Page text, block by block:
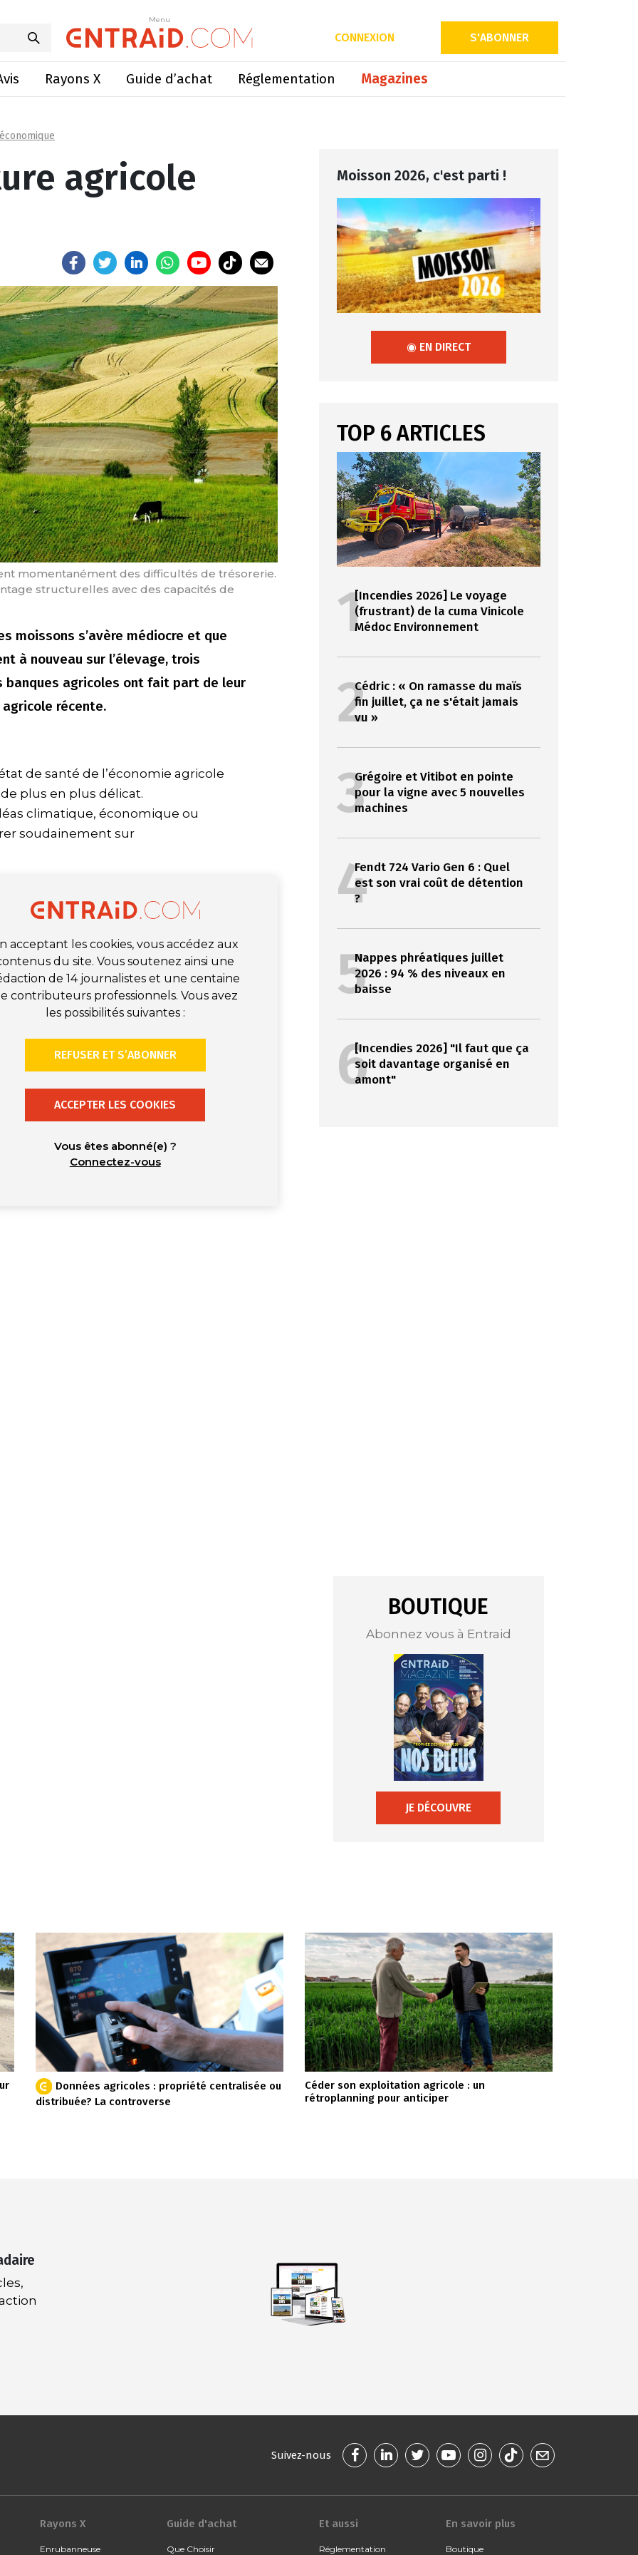
Menu
CONNEXION S'ABONNER
Rayons X Guide d’achat Réglementation Magazines
Menu
agricole
momentanément des difficultés de trésorerie.
structurelles avec des capacités de
moissons s’avère médiocre et que
à nouveau sur l’élevage, trois
banques agricoles ont fait part de leur
récente.
de santé de l’économie agricole
plus en plus délicat.
climatique, économique ou
soudainement sur
acceptant les cookies, vous accédez aux
du site. Vous soutenez ainsi une
de 14 journalistes et une centaine
contributeurs professionnels. Vous avez
les possibilités suivantes :
REFUSER ET S’ABONNER
ACCEPTER LES COOKIES
Vous êtes abonné(e) ?
Connectez-vous
Moisson 2026, c'est parti !
◉ EN DIRECT
TOP 6 ARTICLES
1[Incendies 2026] Le voyage
(frustrant) de la cuma Vinicole
Médoc Environnement
2Cédric : « On ramasse du maïs
fin juillet, ça ne s'était jamais
vu »
3Grégoire et Vitibot en pointe
pour la vigne avec 5 nouvelles
machines
4Fendt 724 Vario Gen 6 : Quel
est son vrai coût de détention
?
5Nappes phréatiques juillet
2026 : 94 % des niveaux en
baisse
6[Incendies 2026] "Il faut que ça
soit davantage organisé en
amont"
BOUTIQUE
Abonnez vous à Entraid
JE DÉCOUVRE
Données agricoles : propriété centralisée ou
distribuée? La controverse
Céder son exploitation agricole : un
rétroplanning pour anticiper
Suivez-nous
Rayons X
Enrubanneuse
Guide d'achat
Que Choisir
Et aussi
Réglementation
En savoir plus
Boutique